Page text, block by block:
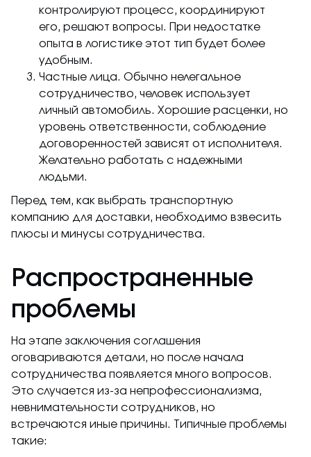
контролируют процесс, координируют
его, решают вопросы. При недостатке
опыта в логистике этот тип будет более
удобным.
Частные лица. Обычно нелегальное
сотрудничество, человек использует
личный автомобиль. Хорошие расценки, но
уровень ответственности, соблюдение
договоренностей зависят от исполнителя.
Желательно работать с надежными
людьми.
Перед тем, как выбрать транспортную
компанию для доставки, необходимо взвесить
плюсы и минусы сотрудничества.
Распространенные
проблемы
На этапе заключения соглашения
оговариваются детали, но после начала
сотрудничества появляется много вопросов.
Это случается из-за непрофессионализма,
невнимательности сотрудников, но
встречаются иные причины. Типичные проблемы
такие: